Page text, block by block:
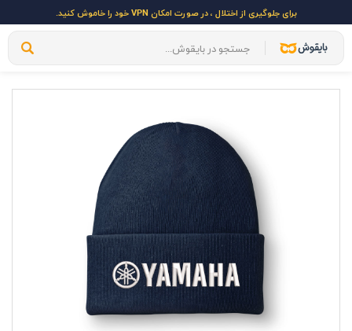
برای جلوگیری از اختلال ، در صورت امکان VPN خود را خاموش کنید.